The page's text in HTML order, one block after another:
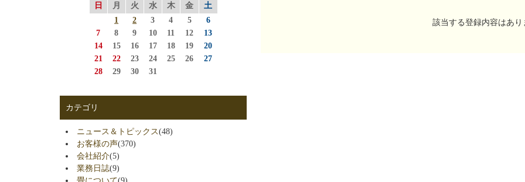
該当する登録内容はあり
日
月 火 水 木 金
土
1
2 3 4 5
6
7
8 9 10 11 12
13
14
15 16 17 18 19
20
21
22 23 24 25 26
27
28
29 30 31
カテゴリ
ニュース＆トピックス(48)
お客様の声(370)
会社紹介(5)
業務日誌(9)